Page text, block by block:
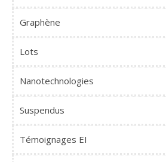
Graphène
Lots
Nanotechnologies
Suspendus
Témoignages EI